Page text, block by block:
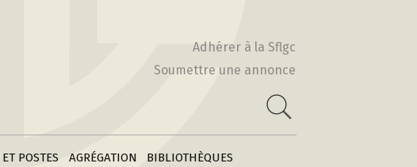
Adhérer à la Sflgc
Soumettre une annonce
POSTES AGRÉGATION
2006-2007 BIBLIOTHÈQUES
collectifs
Poétiques
feuilles
d’information